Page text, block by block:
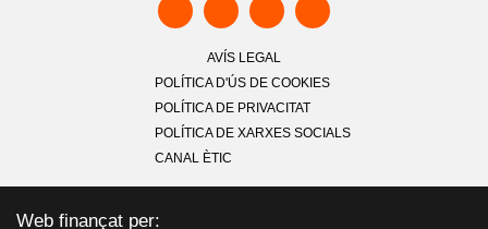
AVÍS LEGAL
POLÍTICA D'ÚS DE COOKIES
POLÍTICA DE PRIVACITAT
POLÍTICA DE XARXES SOCIALS
CANAL ÈTIC
Web finançat per: